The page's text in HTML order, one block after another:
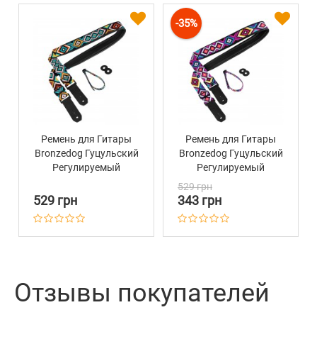
Ремень для Гитары
Bronzedog Гуцульский
Регулируемый
Кожаной Основой
529 грн
-35%
Ремень для Гитары
Bronzedog Гуцульский
Регулируемый
Кожаной Основой
Фиолетовый
529 грн
343 грн
Отзывы покупателей